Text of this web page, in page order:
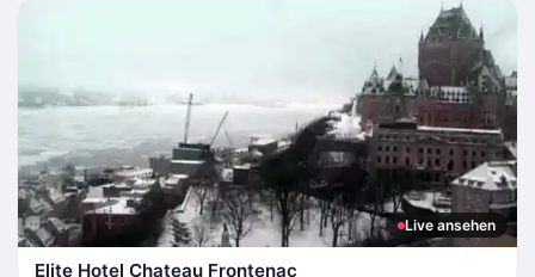
Live ansehen
Elite Hotel Chateau Frontenac